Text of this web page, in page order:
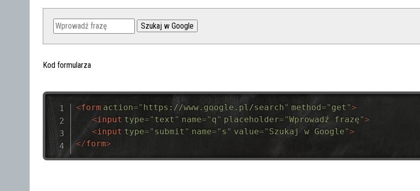
Kod formularza
<form action=" https://www.google.pl/search" method=" get ">
<input type=" text " name=" q" placeholder="Wprowadź frazę">
<input type=" submit " name=" s " value=" Szukaj w Google">
</form>